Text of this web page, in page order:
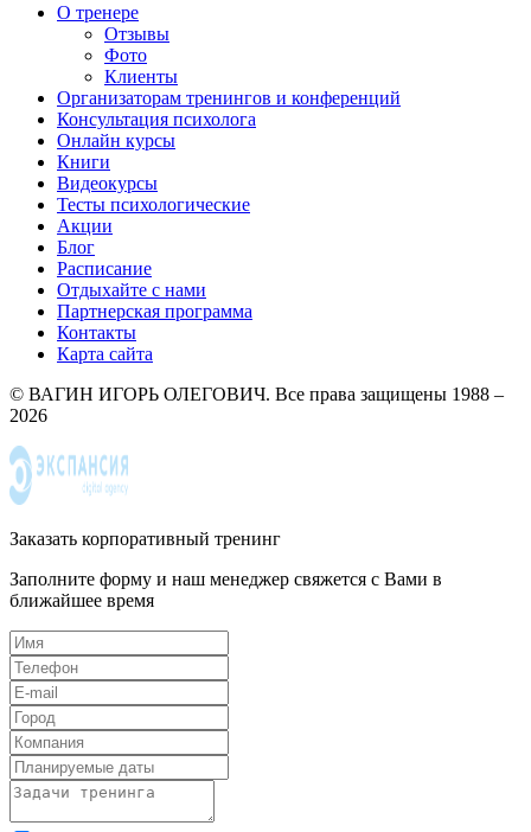
О тренере
Отзывы
Фото
Клиенты
Организаторам тренингов и конференций
Консультация психолога
Онлайн курсы
Книги
Видеокурсы
Тесты психологические
Акции
Блог
Расписание
Отдыхайте с нами
Партнерская программа
Контакты
Карта сайта
© ВАГИН ИГОРЬ ОЛЕГОВИЧ. Все права защищены 1988 –
2026
Заказать корпоративный тренинг
Заполните форму и наш менеджер свяжется с Вами в
ближайшее время